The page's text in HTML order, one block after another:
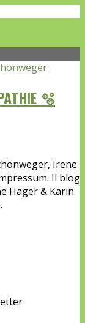
🫧
Irene
Il blog
Hager & Karin